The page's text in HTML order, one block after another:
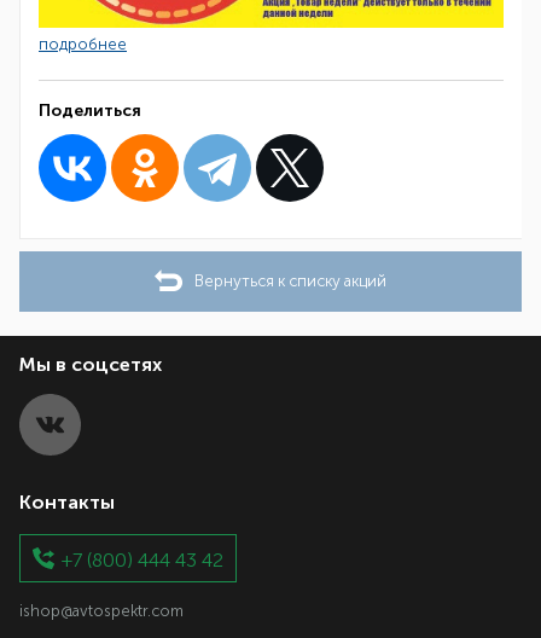
подробнее
Поделиться
Вернуться к списку акций
Мы в соцсетях
Контакты
+7 (800) 444 43 42
ishop@avtospektr.com